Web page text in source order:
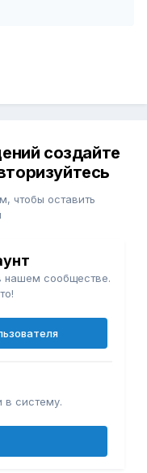
создайте
чтобы оставить
нашем сообществе.
в систему.